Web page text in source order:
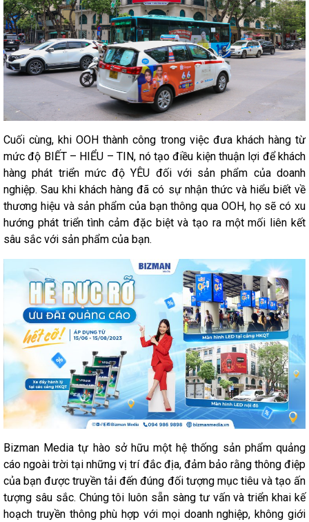
Cuối cùng, khi OOH thành công trong việc đưa khách hàng từ
mức độ BIẾT – HIỂU – TIN, nó tạo điều kiện thuận lợi để khách
hàng phát triển mức độ YÊU đối với sản phẩm của doanh
nghiệp. Sau khi khách hàng đã có sự nhận thức và hiểu biết về
thương hiệu và sản phẩm của bạn thông qua OOH, họ sẽ có xu
hướng phát triển tình cảm đặc biệt và tạo ra một mối liên kết
sâu sắc với sản phẩm của bạn.
Bizman Media tự hào sở hữu một hệ thống sản phẩm quảng
cáo ngoài trời tại những vị trí đắc địa, đảm bảo rằng thông điệp
của bạn được truyền tải đến đúng đối tượng mục tiêu và tạo ấn
tượng sâu sắc. Chúng tôi luôn sẵn sàng tư vấn và triển khai kế
hoạch truyền thông phù hợp với mọi doanh nghiệp, không giới